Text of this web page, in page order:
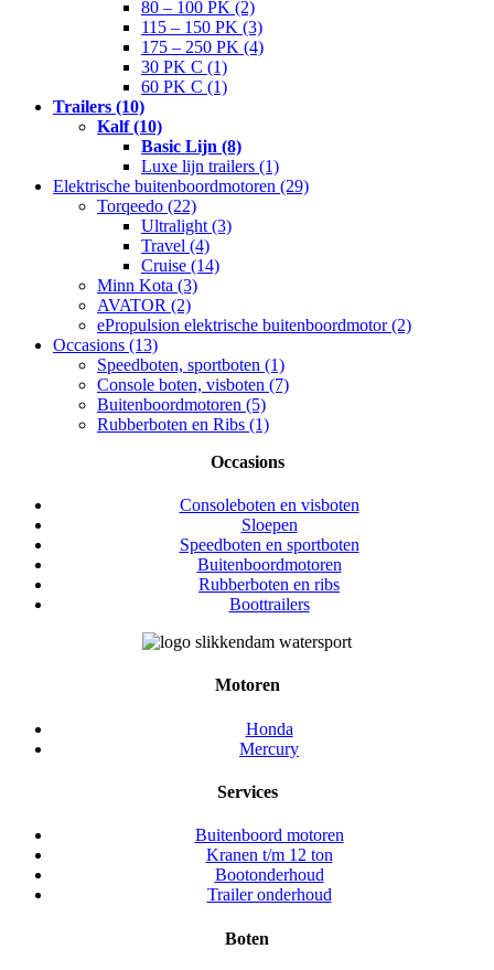
80 – 100 PK (2)
115 – 150 PK (3)
175 – 250 PK (4)
30 PK C (1)
60 PK C (1)
Trailers (10)
Kalf (10)
Basic Lijn (8)
Luxe lijn trailers (1)
Elektrische buitenboordmotoren (29)
Torqeedo (22)
Ultralight (3)
Travel (4)
Cruise (14)
Minn Kota (3)
AVATOR (2)
ePropulsion elektrische buitenboordmotor (2)
Occasions (13)
Speedboten, sportboten (1)
Console boten, visboten (7)
Buitenboordmotoren (5)
Rubberboten en Ribs (1)
Occasions
Consoleboten en visboten
Sloepen
Speedboten en sportboten
Buitenboordmotoren
Rubberboten en ribs
Boottrailers
Motoren
Honda
Mercury
Services
Buitenboord motoren
Kranen t/m 12 ton
Bootonderhoud
Trailer onderhoud
Boten